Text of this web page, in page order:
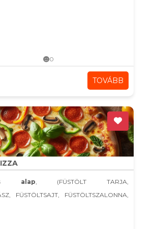
0
TOVÁBB
alap, (FÜSTÖLT TARJA,
FÜSTÖLTSAJT, FÜSTÖLTSZALONNA,